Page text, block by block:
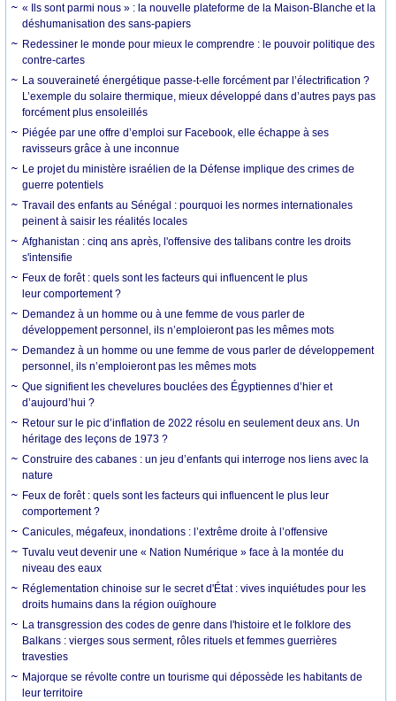
« Ils sont parmi nous » : la nouvelle plateforme de la Maison-Blanche et la
déshumanisation des sans-papiers
Redessiner le monde pour mieux le comprendre : le pouvoir politique des
contre-cartes
La souveraineté énergétique passe-t-elle forcément par l’électrification ?
L’exemple du solaire thermique, mieux développé dans d’autres pays pas
forcément plus ensoleillés
Piégée par une offre d’emploi sur Facebook, elle échappe à ses
ravisseurs grâce à une inconnue
Le projet du ministère israélien de la Défense implique des crimes de
guerre potentiels
Travail des enfants au Sénégal : pourquoi les normes internationales
peinent à saisir les réalités locales
Afghanistan : cinq ans après, l'offensive des talibans contre les droits
s'intensifie
Feux de forêt : quels sont les facteurs qui influencent le plus
leur comportement ?
Demandez à un homme ou à une femme de vous parler de
développement personnel, ils n’emploieront pas les mêmes mots
Demandez à un homme ou une femme de vous parler de développement
personnel, ils n’emploieront pas les mêmes mots
Que signifient les chevelures bouclées des Égyptiennes d’hier et
d’aujourd’hui ?
Retour sur le pic d’inflation de 2022 résolu en seulement deux ans. Un
héritage des leçons de 1973 ?
Construire des cabanes : un jeu d’enfants qui interroge nos liens avec la
nature
Feux de forêt : quels sont les facteurs qui influencent le plus leur
comportement ?
Canicules, mégafeux, inondations : l’extrême droite à l’offensive
Tuvalu veut devenir une « Nation Numérique » face à la montée du
niveau des eaux
Réglementation chinoise sur le secret d'État : vives inquiétudes pour les
droits humains dans la région ouïghoure
La transgression des codes de genre dans l'histoire et le folklore des
Balkans : vierges sous serment, rôles rituels et femmes guerrières
travesties
Majorque se révolte contre un tourisme qui dépossède les habitants de
leur territoire